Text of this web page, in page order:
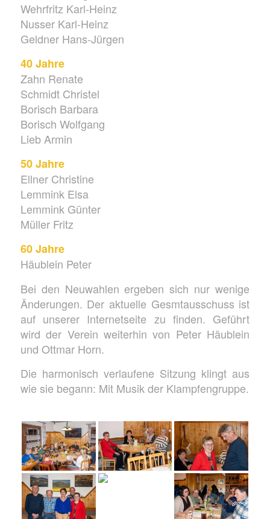
Wehrfritz Karl-Heinz
Nusser Karl-Heinz
Geldner Hans-Jürgen
40 Jahre
Zahn Renate
Schmidt Christel
Borisch Barbara
Borisch Wolfgang
Lieb Armin
50 Jahre
Ellner Christine
Lemmink Elsa
Lemmink Günter
Müller Fritz
60 Jahre
Häublein Peter
Bei den Neuwahlen ergeben sich nur wenige
Änderungen. Der aktuelle Gesmtausschuss ist
auf unserer Internetseite zu finden. Geführt
wird der Verein weiterhin von Peter Häublein
und Ottmar Horn.
Die harmonisch verlaufene Sitzung klingt aus
wie sie begann: Mit Musik der Klampfengruppe.